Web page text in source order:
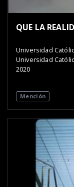
QUE LA
Universidad
Universidad
2020
Mención